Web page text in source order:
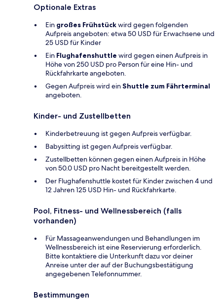
Optionale Extras
Ein großes Frühstückwird gegen folgenden
Aufpreis angeboten: etwa 50 USD für Erwachsene und
25 USD für Kinder
Ein Flughafenshuttle wird gegen einen Aufpreis in
Höhe von 250 USD pro Person für eine Hin- und
Rückfahrkarte angeboten.
Gegen Aufpreis wird einShuttle zum Fährterminal
angeboten.
Kinder- und Zustellbetten
Kinderbetreuung ist gegen Aufpreis verfügbar.
Babysitting ist gegen Aufpreis verfügbar.
Zustellbetten können gegen einen Aufpreis in Höhe
von 50.0 USD pro Nacht bereitgestellt werden.
Der Flughafenshuttle kostet für Kinder zwischen 4 und
12 Jahren 125 USD Hin- und Rückfahrkarte.
Pool, Fitness- und Wellnessbereich (falls
vorhanden)
Für Massageanwendungen und Behandlungen im
Wellnessbereich ist eine Reservierung erforderlich.
Bitte kontaktiere die Unterkunft dazu vor deiner
Anreise unter der auf der Buchungsbestätigung
angegebenen Telefonnummer.
Bestimmungen